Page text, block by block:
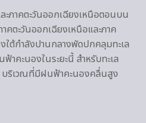
ภาคตะวันออกเฉียงเหนือตอนบน
คตะวันออกเฉียงเหนือและภาค
ต้กำลังปานกลางพัดปกคลุมทะเล
าคะนองในระยะนี้ สำหรับทะเล
ริเวณที่มีฝนฟ้าคะนองคลื่นสูง